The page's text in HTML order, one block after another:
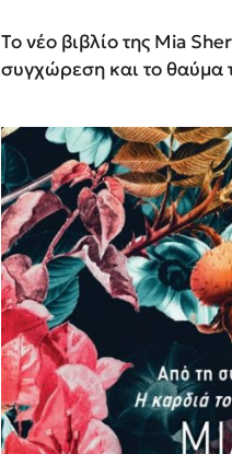
Το νέο βιβλίο της Mia
συγχώρεση και το θαύμα